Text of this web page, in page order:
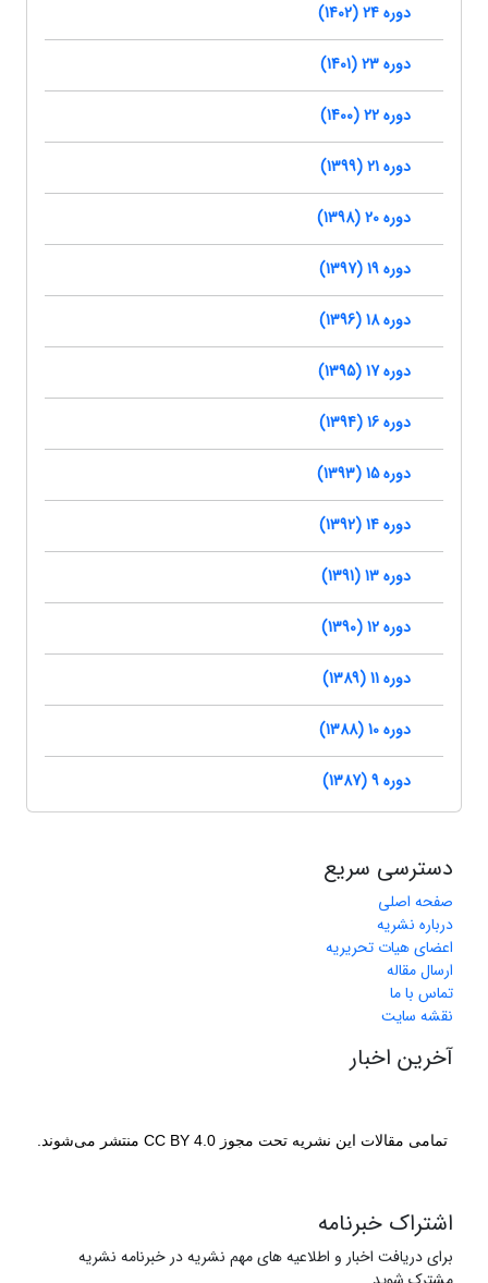
دوره 24 (1402)
دوره 23 (1401)
دوره 22 (1400)
دوره 21 (1399)
دوره 20 (1398)
دوره 19 (1397)
دوره 18 (1396)
دوره 17 (1395)
دوره 16 (1394)
دوره 15 (1393)
دوره 14 (1392)
دوره 13 (1391)
دوره 12 (1390)
دوره 11 (1389)
دوره 10 (1388)
دوره 9 (1387)
دسترسی سریع
صفحه اصلی
درباره نشریه
اعضای هیات تحریریه
ارسال مقاله
تماس با ما
نقشه سایت
آخرین اخبار
تمامی مقالات این نشریه تحت مجوز CC BY 4.0 منتشر می‌شوند.
اشتراک خبرنامه
برای دریافت اخبار و اطلاعیه های مهم نشریه در خبرنامه نشریه